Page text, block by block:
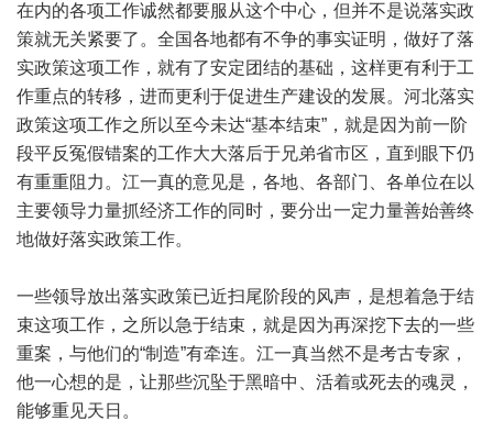
在内的各项工作诚然都要服从这个中心，但并不是说落实政
策就无关紧要了。全国各地都有不争的事实证明，做好了落
实政策这项工作，就有了安定团结的基础，这样更有利于工
作重点的转移，进而更利于促进生产建设的发展。河北落实
政策这项工作之所以至今未达“基本结束”，就是因为前一阶
段平反冤假错案的工作大大落后于兄弟省市区，直到眼下仍
有重重阻力。江一真的意见是，各地、各部门、各单位在以
主要领导力量抓经济工作的同时，要分出一定力量善始善终
地做好落实政策工作。
一些领导放出落实政策已近扫尾阶段的风声，是想着急于结
束这项工作，之所以急于结束，就是因为再深挖下去的一些
重案，与他们的“制造”有牵连。江一真当然不是考古专家，
他一心想的是，让那些沉坠于黑暗中、活着或死去的魂灵，
能够重见天日。